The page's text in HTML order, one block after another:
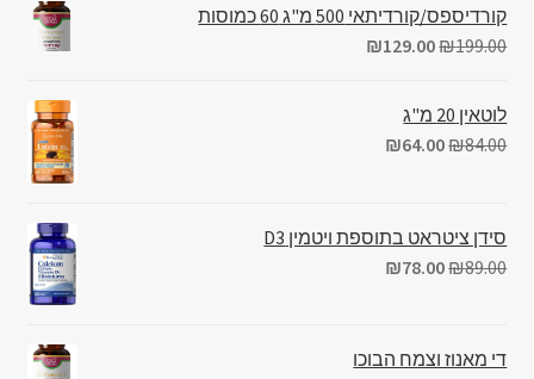
קורדיספס/קורדיתאי 500 מ"ג 60 כמוסות
₪199.00
₪129.00
לוטאין 20 מ"ג
₪84.00
₪64.00
סידן ציטראט בתוספת ויטמין D3
₪89.00
₪78.00
די מאנוז וצמח הבוכו